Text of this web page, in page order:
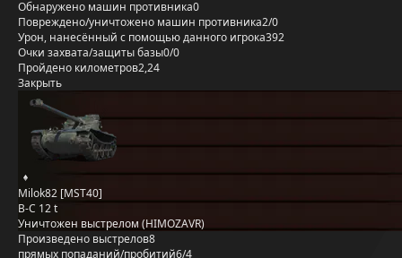
Обнаружено машин противника0
Повреждено/уничтожено машин противника2/0
Урон, нанесённый с помощью данного игрока392
Очки захвата/защиты базы0/0
Пройдено километров2,24
Закрыть
Milok82 [MST40]
B-C 12 t
Уничтожен выстрелом (HIMOZAVR)
Произведено выстрелов8
прямых попаданий/пробитий6/4